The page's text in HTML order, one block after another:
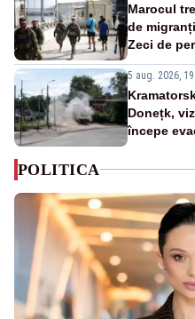
Marocul
de
Zeci de
5 aug. 2026,
Donețk,
începe
POLITICA